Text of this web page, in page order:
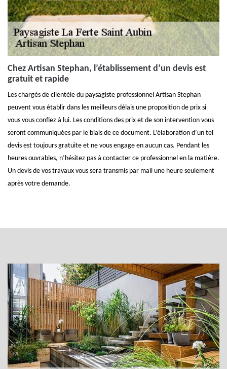
Chez Artisan Stephan, l’établissement d’un devis est
gratuit et rapide
Les chargés de clientèle du paysagiste professionnel Artisan Stephan
peuvent vous établir dans les meilleurs délais une proposition de prix si
vous vous confiez à lui. Les conditions des prix et de son intervention vous
seront communiquées par le biais de ce document. L’élaboration d’un tel
devis est toujours gratuite et ne vous engage en aucun cas. Pendant les
heures ouvrables, n’hésitez pas à contacter ce professionnel en la matière.
Un devis de vos travaux vous sera transmis par mail une heure seulement
après votre demande.